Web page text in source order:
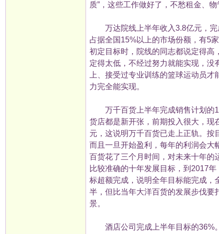
质”，这些工作做好了，不愁租金、
万达院线上半年收入3.8亿元，完
占据全国15%以上的市场份额，有5
初定目标时，院线的同志都说定得高
定得太低，不经过努力就能实现，
上、接受过专业训练的篮球运动员
力完全能实现。
万千百货上半年完成销售计划的
货店都是新开张，前期投入很大，现
元，这说明万千百货已走上正轨。
而且一旦开始盈利，每年的利润会大
百货花了三个月时间，对未来十年的
比较准确的十年发展目标，到2017
标超额完成，说明全年目标能完成，
半，但比当年大洋百货的发展步伐要
景。
酒店公司完成上半年目标的36%。